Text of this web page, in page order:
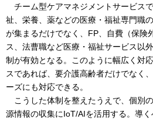
チーム型ケアマネジメントサービス
祉、栄養、薬などの医療・福祉専門職
が集まるだけでなく、FP、自費（保険
ス、法曹職など医療・福祉サービス以
制が有効となる。このように幅広く対
スであれば、要介護高齢者だけでなく
ーズにも対応できる。
こうした体制を整えたうえで、個別
源情報の収集にIoT/AIを活用する。導